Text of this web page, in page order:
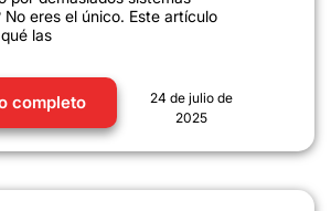
No eres el único. Este artículo
las
completo
24 de julio de
2025